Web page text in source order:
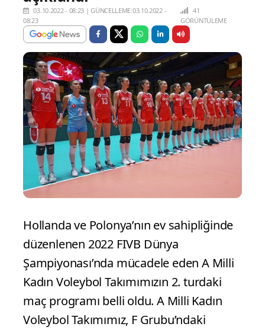
03.10.2022 - 08:23 |GÜNCELLEME:03.10.2022 -
08:23
41
GÖRÜNTÜLEME
Hollanda ve Polonya’nın ev sahipliğinde
düzenlenen 2022 FIVB Dünya
Şampiyonası’nda mücadele eden A Milli
Kadın Voleybol Takımımızın 2. turdaki
maç programı belli oldu. A Milli Kadın
Voleybol Takımımız, F Grubu’ndaki